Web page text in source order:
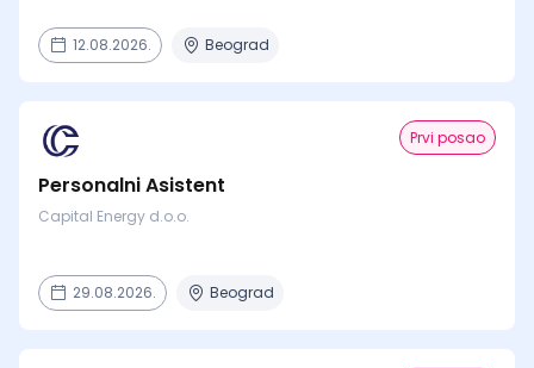
12.08.2026. Beograd
Prvi posao
Personalni Asistent
Capital Energy d.o.o.
29.08.2026. Beograd